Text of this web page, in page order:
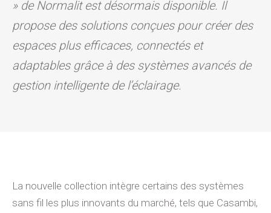
» de Normalit est désormais disponible. Il
propose des solutions conçues pour créer des
espaces plus efficaces, connectés et
adaptables grâce à des systèmes avancés de
gestion intelligente de l’éclairage.
La nouvelle collection intègre certains des systèmes
sans fil les plus innovants du marché, tels que Casambi,